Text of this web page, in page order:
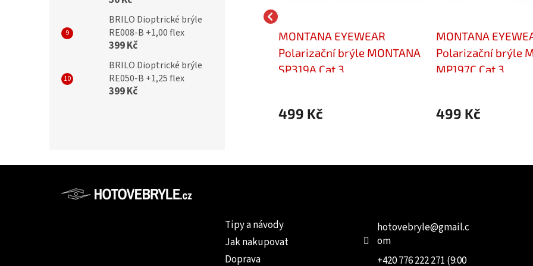
BRILO Dioptrické brýle
RE008-B +1,00 flex
399 Kč
BRILO Dioptrické brýle
RE050-B +1,25 flex
399 Kč
EYEWEAR
MONTANA EYEWEAR
Polarizační brýle MONTANA
SP313A Cat.3
MONTANA EYEWEAR
Polarizační brýle MONTANA
SP319A Cat.3
499 Kč
MONTANA
Polarizační brýle
MP197C Cat.3
499 Kč
Tipy a návody
Jak nakupovat
Doprava
hotovebryle@gmail.c
om
+420 776 222 271 (9:00